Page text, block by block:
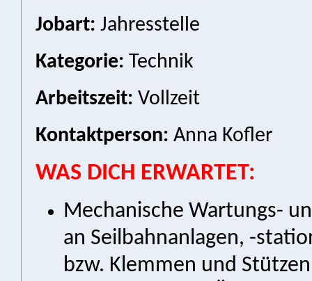
Jobart: Jahresstelle
Kategorie: Technik
Arbeitszeit: Vollzeit
Kontaktperson: Anna Kofler
WAS DICH ERWARTET:
Mechanische Wartungs-
an Seilbahnanlagen, -
bzw. Klemmen und Stützen